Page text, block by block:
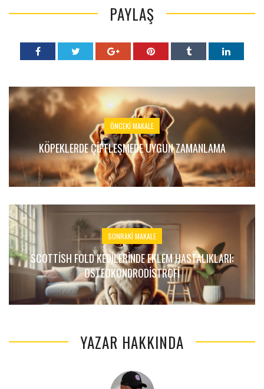
PAYLAŞ
ÖNCEKI MAKALE
KÖPEKLERDE ÇIFTLEŞMEDE UYGUN ZAMANLAMA
SONRAKI MAKALE
SCOTTISH FOLD KEDILERINDE EKLEM HASTALIKLARI:
OSTEOKONDRODISTROFI
YAZAR HAKKINDA